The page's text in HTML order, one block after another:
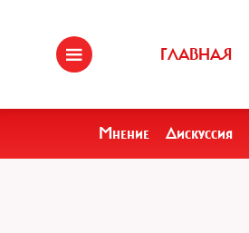
ГЛАВНАЯ
Мнение Дискуссия